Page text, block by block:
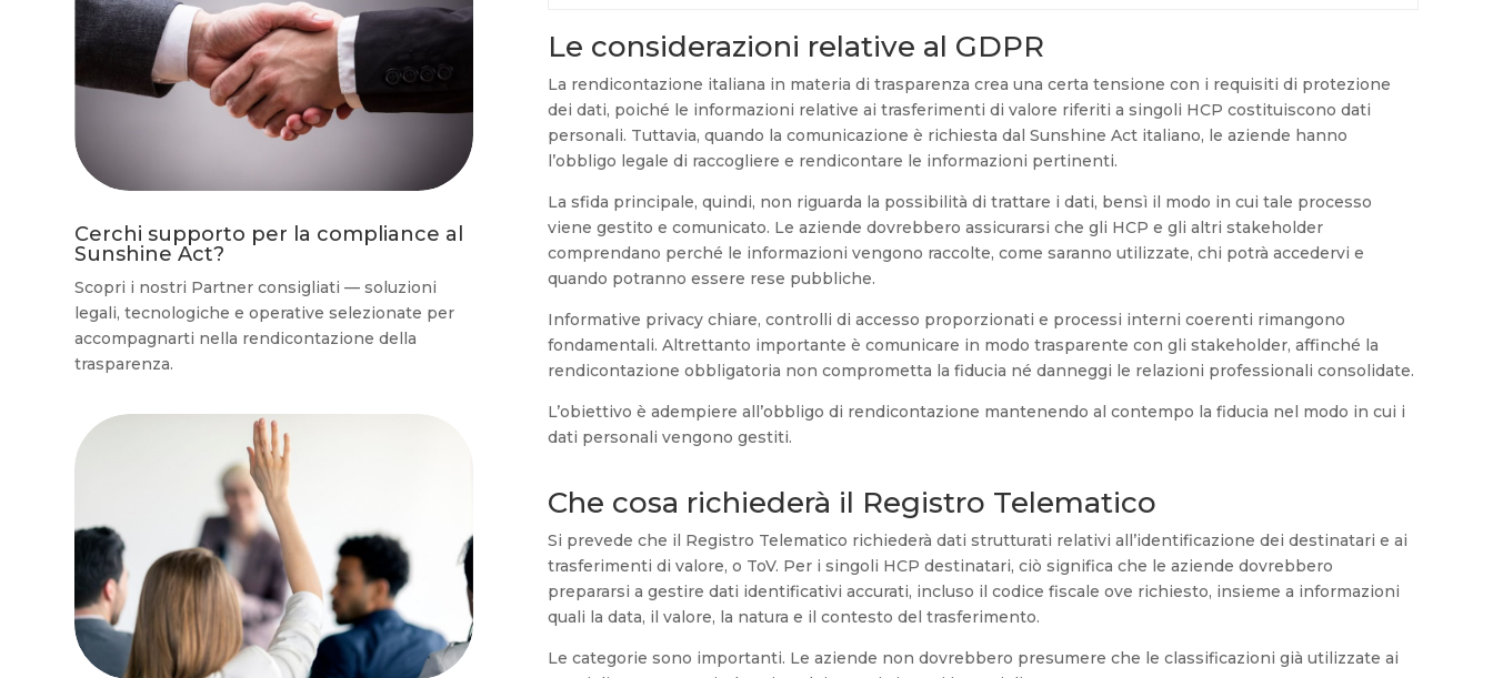
Cerchi supporto per la compliance al
Sunshine Act?
Scopri i nostri Partner consigliati — soluzioni
legali, tecnologiche e operative selezionate per
accompagnarti nella rendicontazione della
trasparenza.
Le considerazioni relative al GDPR
La rendicontazione italiana in materia di trasparenza crea una certa tensione con i requisiti di protezione
dei dati, poiché le informazioni relative ai trasferimenti di valore riferiti a singoli HCP costituiscono dati
personali. Tuttavia, quando la comunicazione è richiesta dal Sunshine Act italiano, le aziende hanno
l’obbligo legale di raccogliere e rendicontare le informazioni pertinenti.
La sfida principale, quindi, non riguarda la possibilità di trattare i dati, bensì il modo in cui tale processo
viene gestito e comunicato. Le aziende dovrebbero assicurarsi che gli HCP e gli altri stakeholder
comprendano perché le informazioni vengono raccolte, come saranno utilizzate, chi potrà accedervi e
quando potranno essere rese pubbliche.
Informative privacy chiare, controlli di accesso proporzionati e processi interni coerenti rimangono
fondamentali. Altrettanto importante è comunicare in modo trasparente con gli stakeholder, affinché la
rendicontazione obbligatoria non comprometta la fiducia né danneggi le relazioni professionali consolidate.
L’obiettivo è adempiere all’obbligo di rendicontazione mantenendo al contempo la fiducia nel modo in cui i
dati personali vengono gestiti.
Che cosa richiederà il Registro Telematico
Si prevede che il Registro Telematico richiederà dati strutturati relativi all’identificazione dei destinatari e ai
trasferimenti di valore, o ToV. Per i singoli HCP destinatari, ciò significa che le aziende dovrebbero
prepararsi a gestire dati identificativi accurati, incluso il codice fiscale ove richiesto, insieme a informazioni
quali la data, il valore, la natura e il contesto del trasferimento.
Le categorie sono importanti. Le aziende non dovrebbero presumere che le classificazioni già utilizzate ai